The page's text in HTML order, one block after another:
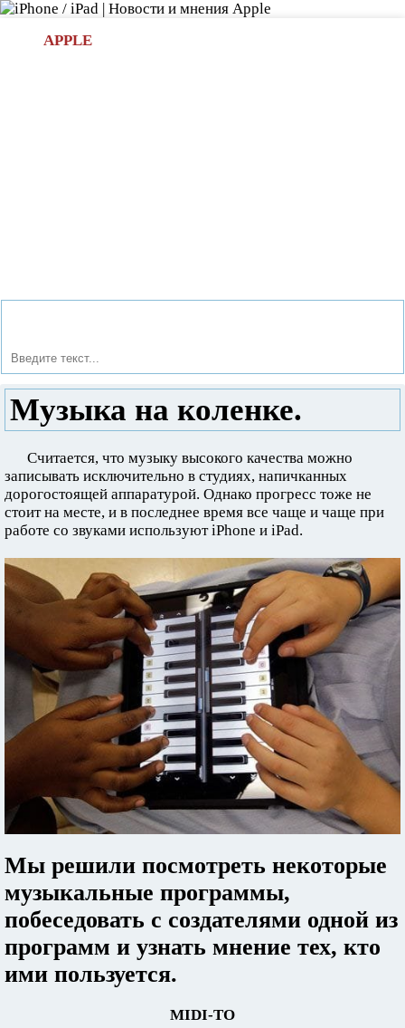
APPLE
Музыка на коленке.
Считается, что музыку высокого качества можно
записывать исключительно в студиях, напичканных
дорогостоящей аппаратурой. Однако прогресс тоже не
стоит на месте, и в последнее время все чаще и чаще при
работе со звуками используют iPhone и iPad.
Мы решили посмотреть некоторые
музыкальные программы,
побеседовать с создателями одной из
программ и узнать мнение тех, кто
ими пользуется.
MIDI-TO